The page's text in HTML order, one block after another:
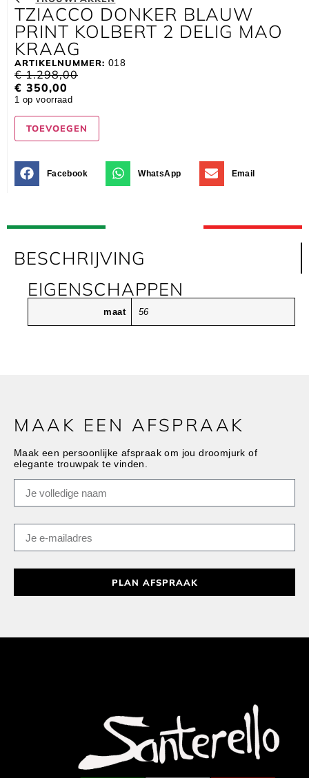
TZIACCO DONKER BLAUW
PRINT KOLBERT 2 DELIG MAO
KRAAG
ARTIKELNUMMER: 018
€1.298,00
€ 350,00
1 op voorraad
TOEVOEGEN
Facebook WhatsApp Email
BESCHRIJVING
EIGENSCHAPPEN
maat 56
MAAK EEN AFSPRAAK
Maak een persoonlijke afspraak om jou droomjurk of
elegante trouwpak te vinden.
PLAN AFSPRAAK